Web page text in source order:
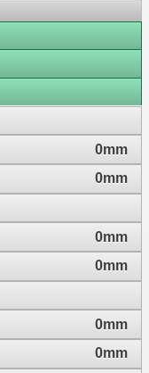
0mm
0mm
0mm
0mm
0mm
0mm